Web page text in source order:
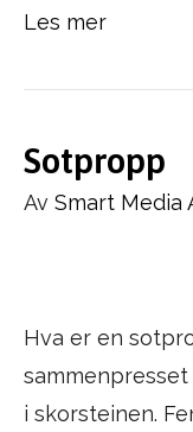
Les mer
Sotpropp
Av Smart Media
Hva er en
i skorsteinen.